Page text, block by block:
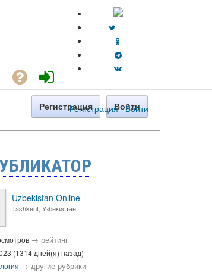
Регистрация · Войти
Регистрация Войти
Uzbekistan Online
Tashkent, Узбекистан
→ рейтинг
(1314 дней(я) назад)
→ другие рубрики